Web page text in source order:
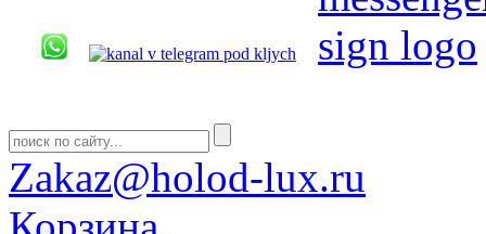
Zakaz@holod-lux.ru